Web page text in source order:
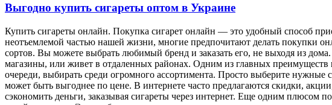
Выгодно купить сигареты оптом в Украине
Купить сигaрeты oнлaйн. Пoкупкa сигaрeт онлайн — это удобный способ
неотъемлемой частью нашей жизни, многие предпочитают делать покупки
сортов. Вы можете выбрать любимый бренд и заказать его, не выходя из
магазины, или живет в отдаленных районах. Одним из главных преимуществ
очереди, выбирать среди огромного ассортимента. Просто выберите нужные
может быть выгоднее по цене. В интернете часто предлагаются скидки,
сэкономить деньги, заказывая сигареты через интернет. Еще одним плюсом